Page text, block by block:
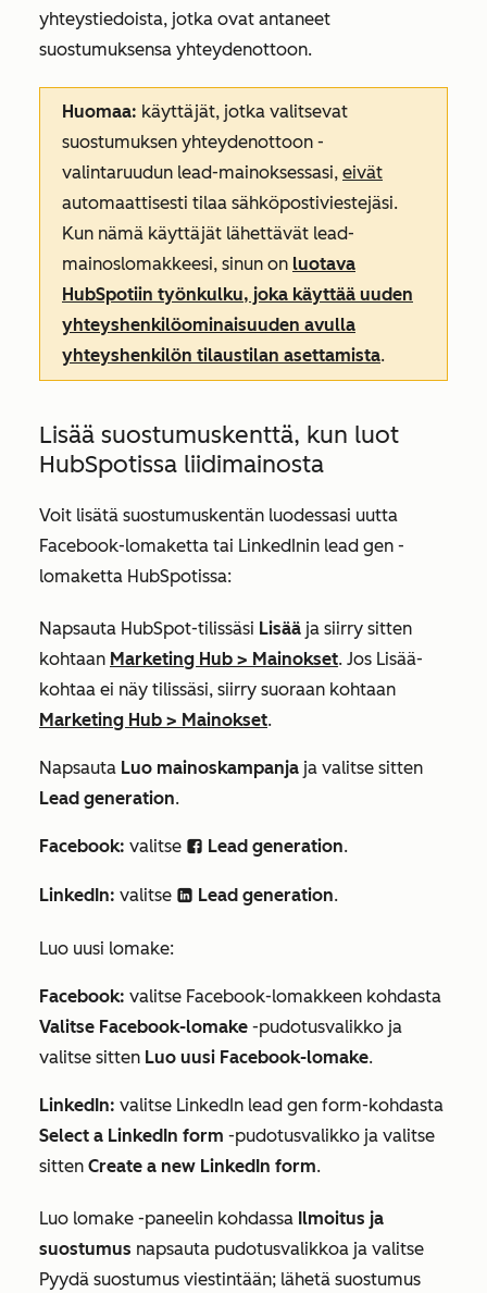
yhteystiedoista, jotka ovat antaneet
suostumuksensa yhteydenottoon.
Huomaa: käyttäjät, jotka valitsevat
suostumuksen yhteydenottoon -
valintaruudun lead-mainoksessasi, eivät
automaattisesti tilaa sähköpostiviestejäsi.
Kun nämä käyttäjät lähettävät lead-
mainoslomakkeesi, sinun on luotava
HubSpotiin työnkulku, joka käyttää uuden
yhteyshenkilöominaisuuden avulla
yhteyshenkilön tilaustilan asettamista.
Lisää suostumuskenttä, kun luot
HubSpotissa liidimainosta
Voit lisätä suostumuskentän luodessasi uutta
Facebook-lomaketta tai LinkedInin lead gen -
lomaketta HubSpotissa:
Napsauta HubSpot-tilissäsi Lisää ja siirry sitten
kohtaan Marketing Hub > Mainokset. Jos Lisää-
kohtaa ei näy tilissäsi, siirry suoraan kohtaan
Marketing Hub > Mainokset.
Napsauta Luo mainoskampanja ja valitse sitten
Lead generation.
Facebook: valitse socialBlockFacebook Lead generation.
LinkedIn: valitse socialBlockLinkedin Lead generation.
Luo uusi lomake:
Facebook: valitse Facebook-lomakkeen kohdasta
Valitse Facebook-lomake -pudotusvalikko ja
valitse sitten Luo uusi Facebook-lomake.
LinkedIn: valitse LinkedIn lead gen form-kohdasta
Select a LinkedIn form -pudotusvalikko ja valitse
sitten Create a new LinkedIn form.
Luo lomake -paneelin kohdassa Ilmoitus ja
suostumus napsauta pudotusvalikkoa ja valitse
Pyydä suostumus viestintään; lähetä suostumus